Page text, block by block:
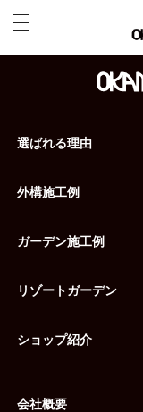
選ばれる理由
外構施工例
ガーデン施工例
リゾートガーデン
ショップ紹介
会社概要